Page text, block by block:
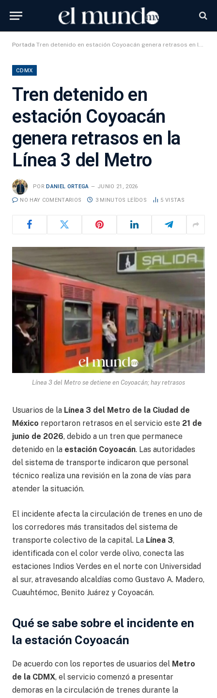
Portada Tren detenido en estación Coyoacán genera retrasos en la Línea 3 del Metro
CDMX
Tren detenido en
estación Coyoacán
genera retrasos en la
Línea 3 del Metro
POR DANIEL ORTEGA JUNIO 21, 2026
NO HAY COMENTARIOS 3 MINUTOS LEÍDOS 5 VISTAS
Línea 3 del Metro se detiene en Coyoacán; hay retrasos
Usuarios de la Línea 3 del Metro de la Ciudad de
México reportaron retrasos en el servicio este 21 de
junio de 2026, debido a un tren que permanece
detenido en la estación Coyoacán. Las autoridades
del sistema de transporte indicaron que personal
técnico realiza una revisión en la zona de vías para
atender la situación.
El incidente afecta la circulación de trenes en uno de
los corredores más transitados del sistema de
transporte colectivo de la capital. La Línea 3,
identificada con el color verde olivo, conecta las
estaciones Indios Verdes en el norte con Universidad
al sur, atravesando alcaldías como Gustavo A. Madero,
Cuauhtémoc, Benito Juárez y Coyoacán.
Qué se sabe sobre el incidente en
la estación Coyoacán
De acuerdo con los reportes de usuarios del Metro
de la CDMX, el servicio comenzó a presentar
demoras en la circulación de trenes durante la